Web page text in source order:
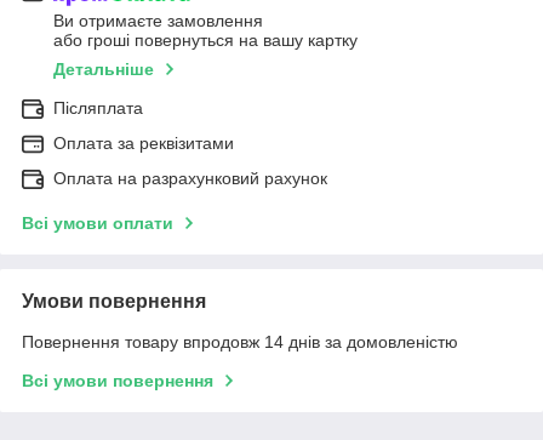
Ви отримаєте замовлення
або гроші повернуться на вашу картку
Детальніше
Післяплата
Оплата за реквізитами
Оплата на разрахунковий рахунок
Всі умови оплати
Умови повернення
Повернення товару впродовж 14 днів за домовленістю
Всі умови повернення